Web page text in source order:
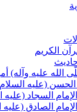
أمير المؤمنين
الإمام
السلام) الإمام
السلام) الإمام